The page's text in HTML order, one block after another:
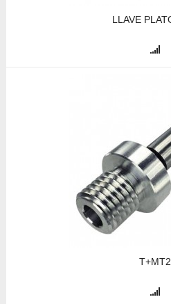
LLAVE
T+MT2